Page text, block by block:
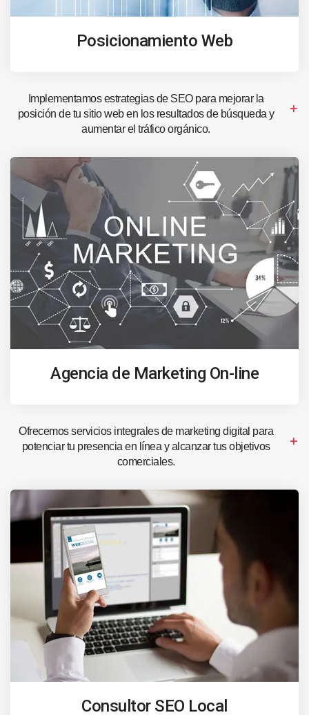
Posicionamiento Web
Implementamos estrategias de SEO para mejorar la
posición de tu sitio web en los resultados de búsqueda y
aumentar el tráfico orgánico.
Agencia de Marketing On-line
Ofrecemos servicios integrales de marketing digital para
potenciar tu presencia en línea y alcanzar tus objetivos
comerciales.
Consultor SEO Local